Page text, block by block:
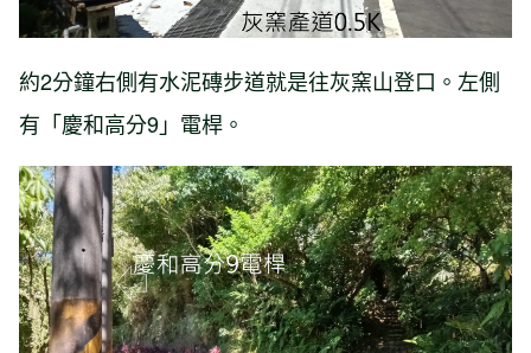
約2分鐘右側有水泥磚步道就是往灰窯山登口。左側
有「慶和高分9」電桿。